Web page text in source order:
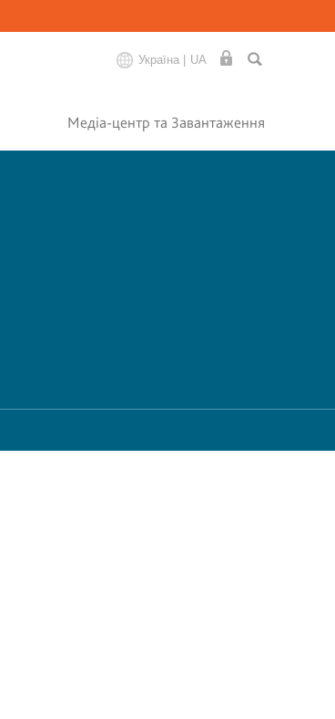
Україна | UA
Медіа-центр та Завантаження